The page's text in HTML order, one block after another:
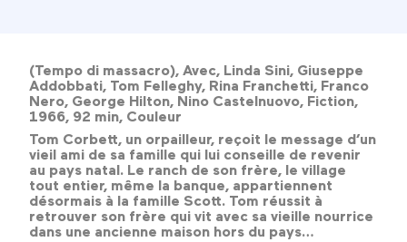
(Tempo di massacro), Avec, Linda Sini, Giuseppe
Addobbati, Tom Felleghy, Rina Franchetti, Franco
Nero, George Hilton, Nino Castelnuovo, Fiction,
1966, 92 min, Couleur
Tom Corbett, un orpailleur, reçoit le message d’un
vieil ami de sa famille qui lui conseille de revenir
au pays natal. Le ranch de son frère, le village
tout entier, même la banque, appartiennent
désormais à la famille Scott. Tom réussit à
retrouver son frère qui vit avec sa vieille nourrice
dans une ancienne maison hors du pays…